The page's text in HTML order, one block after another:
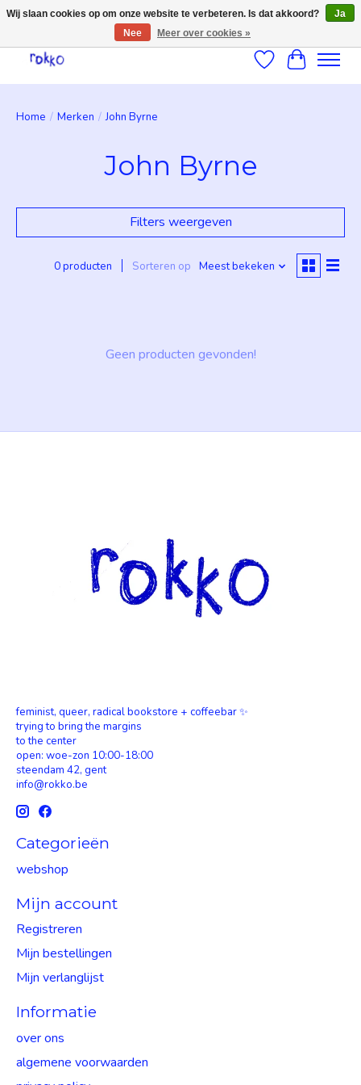
Verlanglijst
Home / Merken / John Byrne
John Byrne
Filters weergeven
0 producten Sorteren op Meest bekeken
Geen producten gevonden!
feminist, queer, radical bookstore + coffeebar ✨
trying to bring the margins
to the center
open: woe-zon 10:00-18:00
steendam 42, gent
info@rokko.be
Categorieën
webshop
Mijn account
Registreren
Mijn bestellingen
Mijn verlanglijst
Informatie
over ons
algemene voorwaarden
Wij slaan cookies op om onze website te verbeteren. Is dat akkoord?
Ja
Nee
Meer over cookies »